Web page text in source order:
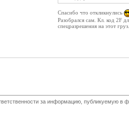
Спасибо что откликнулись
Разобрался сам. Кл. код 2F
спецразрешения на этот
за информацию, публикуемую